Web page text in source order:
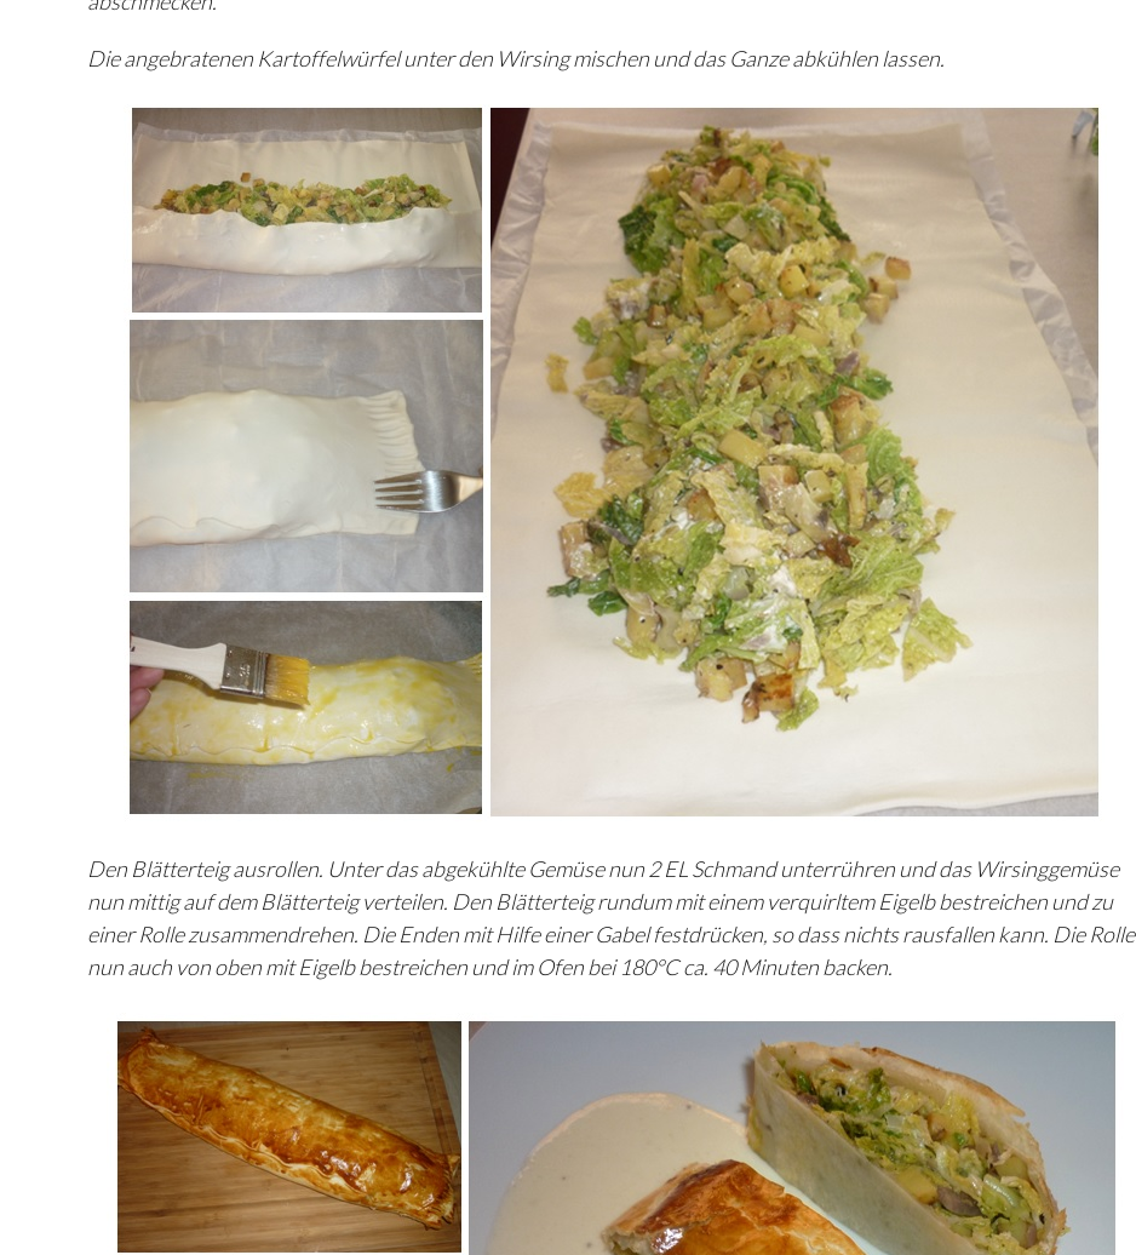
Die angebratenen Kartoffelwürfel unter den Wirsing mischen und das Ganze abkühlen lassen.
Den Blätterteig ausrollen. Unter das abgekühlte Gemüse nun 2 EL Schmand unterrühren und das Wirsinggemüse
nun mittig auf dem Blätterteig verteilen. Den Blätterteig rundum mit einem verquirltem Eigelb bestreichen und zu
einer Rolle zusammendrehen. Die Enden mit Hilfe einer Gabel festdrücken, so dass nichts rausfallen kann. Die Rolle
nun auch von oben mit Eigelb bestreichen und im Ofen bei 180°C ca. 40 Minuten backen.